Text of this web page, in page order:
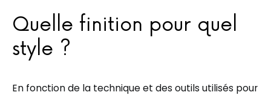
Quelle finition pour quel
style ?
En fonction de la technique et des outils utilisés pour